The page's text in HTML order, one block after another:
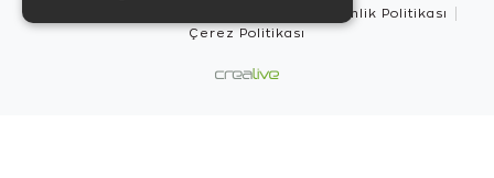
Güvenlik Politikası
Çerez Politikası